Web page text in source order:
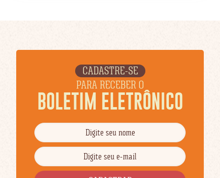
CADASTRE-SE
PARA RECEBER O
BOLETIM ELETRÔNICO